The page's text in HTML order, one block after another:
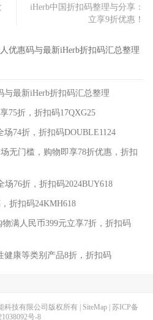
iHerb中国折扣码整理与分享：
立享9折优惠！
优惠码与最新iHerb折扣码汇总整理
与最新iHerb折扣码汇总整理
75折，折扣码17QXG25
74折，折扣码DOUBLE1124
无门槛，购物即享78折优惠，折扣
场76折，折扣码2024BUY618
折扣码24KMH618
满人民币399元立享7折，折扣码
健康等类别产品8折，折扣码
科技有限公司版权所有 | SiteMap| 苏ICP备
号-8